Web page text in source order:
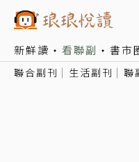
新鮮讀 看聯副 書市
聯合副刊 生活副刊 聯